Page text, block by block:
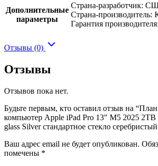
Дополнительные
параметры
Страна-разработчик:
Страна-производитель:
Гарантия
Отзывы (0)
Отзывы
Отзывов пока нет.
Будьте первым, кто оставил отзыв на
компьютер Apple iPad Pro 13″ M5 2025 2TB
glass Silver стандартное стекло
Ваш адрес email не будет опубликован.
помечены *